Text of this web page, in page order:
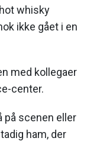
whisky
ikke gået i en
med kollegaer
center.
på scenen eller
ham, der